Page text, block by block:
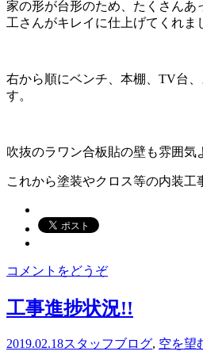
家の形が台形のため、たくさんあ
工さんがキレイに仕上げてくれま
右から順にベンチ、本棚、TV台
す。
吹抜のラワン合板貼の壁も雰囲気
これから塗装やクロス等の内装工
コメントをどうぞ
工事進捗状況!!
2019.02.18スタッフブログ, 空を望